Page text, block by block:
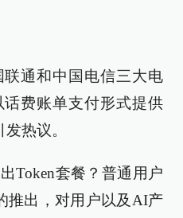
通和中国电信三大电
费账单支付形式提供
热议。
Token套餐？普通用户
推出，对用户以及AI产